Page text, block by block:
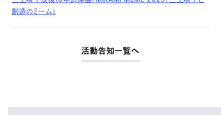
創造のミーム」
活動告知一覧へ